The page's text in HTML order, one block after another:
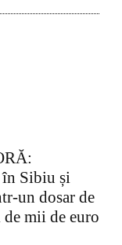
Sibiu și
un dosar de
mii de euro